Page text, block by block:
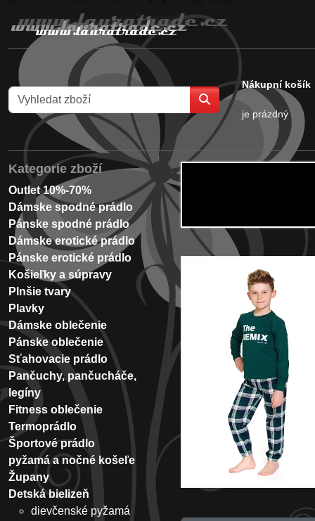
Nákupní košík
je prázdný
Kategorie zboží
Outlet 10%-70%
Dámske spodné prádlo
Pánske spodné prádlo
Dámske erotické prádlo
Pánske erotické prádlo
Košieľky a súpravy
Plnšie tvary
Plavky
Dámske oblečenie
Pánske oblečenie
Sťahovacie prádlo
Pančuchy, pančucháče,
legíny
Fitness oblečenie
Termoprádlo
Športové prádlo
pyžamá a nočné košeľe
Župany
Detská bielizeň
dievčenské pyžamá